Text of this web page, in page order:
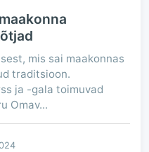
mis sai maakonnas
traditsioon.
ja -gala toimuvad
Omav...